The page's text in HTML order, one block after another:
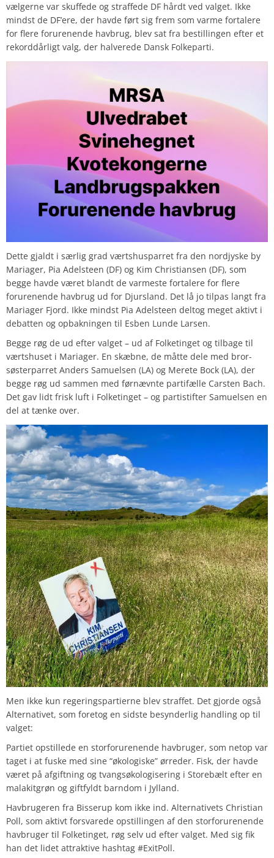
vælgerne var skuffede og straffede DF hårdt ved valget. Ikke
mindst de DF’ere, der havde ført sig frem som varme fortalere
for flere forurenende havbrug, blev sat fra bestillingen efter et
rekorddårligt valg, der halverede Dansk Folkeparti.
Dette gjaldt i særlig grad værtshusparret fra den nordjyske by
Mariager, Pia Adelsteen (DF) og Kim Christiansen (DF), som
begge havde været blandt de varmeste fortalere for flere
forurenende havbrug ud for Djursland. Det lå jo tilpas langt fra
Mariager Fjord. Ikke mindst Pia Adelsteen deltog meget aktivt i
debatten og opbakningen til Esben Lunde Larsen.
Begge røg de ud efter valget – ud af Folketinget og tilbage til
værtshuset i Mariager. En skæbne, de måtte dele med bror-
søsterparret Anders Samuelsen (LA) og Merete Bock (LA), der
begge røg ud sammen med førnævnte partifælle Carsten Bach.
Det gav lidt frisk luft i Folketinget – og partistifter Samuelsen en
del at tænke over.
Men ikke kun regeringspartierne blev straffet. Det gjorde også
Alternativet, som foretog en sidste besynderlig handling op til
valget:
Partiet opstillede en storforurenende havbruger, som netop var
taget i at fuske med sine “økologiske” ørreder. Fisk, der havde
været på afgiftning og tvangsøkologisering i Storebælt efter en
malakitgrøn og giftfyldt barndom i Jylland.
Havbrugeren fra Bisserup kom ikke ind. Alternativets Christian
Poll, som aktivt forsvarede opstillingen af den storforurenende
havbruger til Folketinget, røg selv ud efter valget. Med sig fik
han det lidet attraktive hashtag #ExitPoll.